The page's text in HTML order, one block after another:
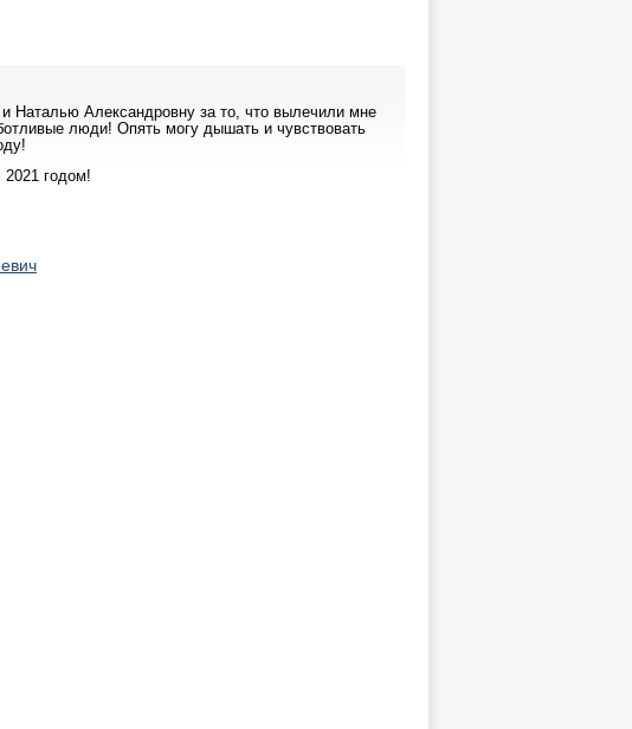
Наталью Александровну за то, что вылечили мне
люди! Опять могу дышать и чувствовать
годом!